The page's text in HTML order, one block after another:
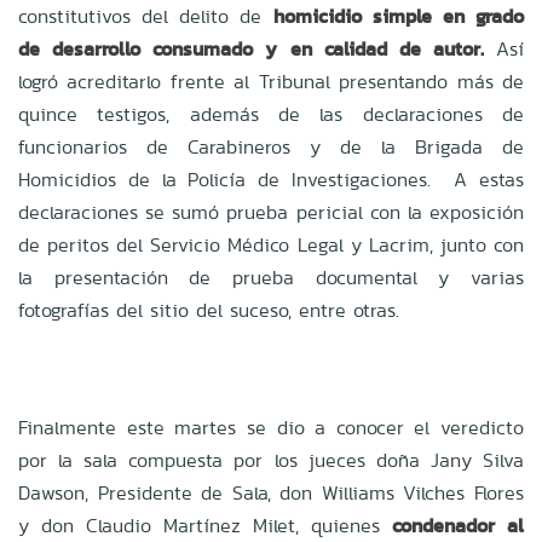
constitutivos del delito de homicidio simple en grado
de desarrollo consumado y en calidad de autor.Así
logró acreditarlo frente al Tribunal presentando más de
quince testigos, además de las declaraciones de
funcionarios de Carabineros y de la Brigada de
Homicidios de la Policía de Investigaciones. A estas
declaraciones se sumó prueba pericial con la exposición
de peritos del Servicio Médico Legal y Lacrim, junto con
la presentación de prueba documental y varias
fotografías del sitio del suceso, entre otras.
Finalmente este martes se dio a conocer el veredicto
por la sala compuesta por los jueces doña Jany Silva
Dawson, Presidente de Sala, don Williams Vilches Flores
y don Claudio Martínez Milet, quienes condenador al